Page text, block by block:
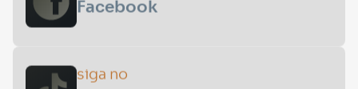
Facebook
siga no